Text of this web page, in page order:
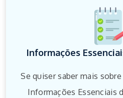
Informações
Se quiser saber mais
Informações Essenciais